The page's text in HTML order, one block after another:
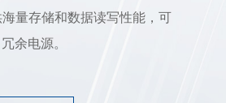
量存储和数据读写性能，可
余电源。